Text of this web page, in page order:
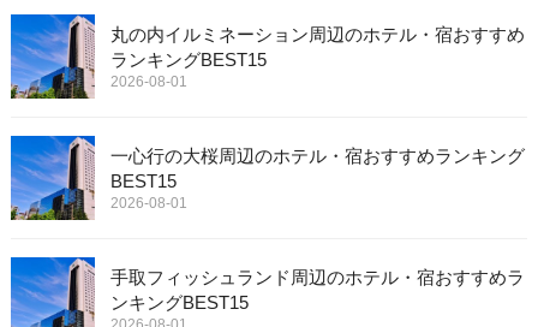
丸の内イルミネーション周辺のホテル・宿おすすめ
ランキングBEST15
2026-08-01
一心行の大桜周辺のホテル・宿おすすめランキング
BEST15
2026-08-01
手取フィッシュランド周辺のホテル・宿おすすめラ
ンキングBEST15